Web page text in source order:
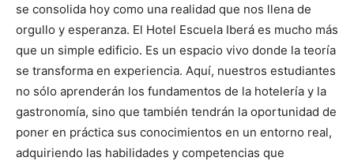
se consolida hoy como una realidad que nos llena de
orgullo y esperanza. El Hotel Escuela Iberá es mucho más
que un simple edificio. Es un espacio vivo donde la teoría
se transforma en experiencia. Aquí, nuestros estudiantes
no sólo aprenderán los fundamentos de la hotelería y la
gastronomía, sino que también tendrán la oportunidad de
poner en práctica sus conocimientos en un entorno real,
adquiriendo las habilidades y competencias que